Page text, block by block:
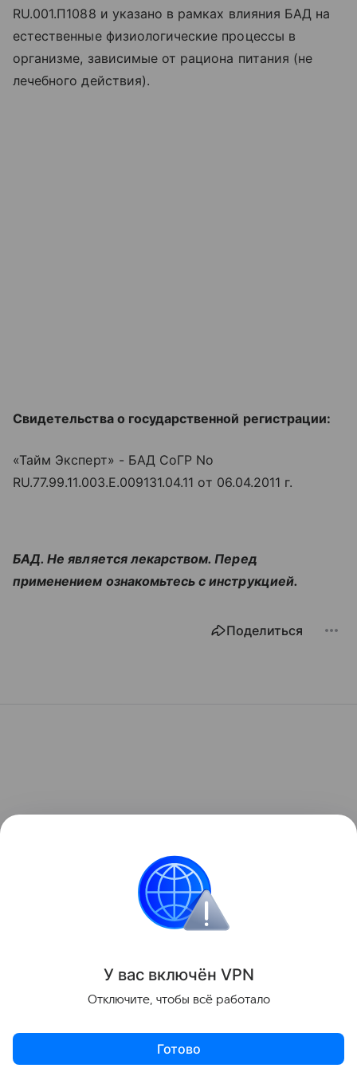
RU.001.П1088 и указано в рамках влияния БАД на
естественные физиологические процессы в
организме, зависимые от рациона питания (не
лечебного действия).
Свидетельства о государственной регистрации:
«Тайм Эксперт» - БАД СоГР No
RU.77.99.11.003.Е.009131.04.11 от 06.04.2011 г.
БАД. Не является лекарством. Перед
применением ознакомьтесь с инструкцией.
Поделиться
У вас включён VPN
Отключите, чтобы всё работало
Готово